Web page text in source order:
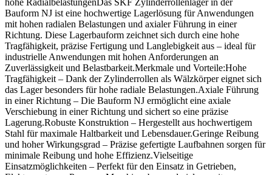
hohe RadialbelastungenDas SKF Zylinderrollenlager in der
Bauform NJ ist eine hochwertige Lagerlösung für Anwendungen
mit hohen radialen Belastungen und axialer Führung in einer
Richtung. Diese Lagerbauform zeichnet sich durch eine hohe
Tragfähigkeit, präzise Fertigung und Langlebigkeit aus – ideal für
industrielle Anwendungen mit hohen Anforderungen an
Zuverlässigkeit und Belastbarkeit.Merkmale und Vorteile:Hohe
Tragfähigkeit – Dank der Zylinderrollen als Wälzkörper eignet sich
das Lager besonders für hohe radiale Belastungen.Axiale Führung
in einer Richtung – Die Bauform NJ ermöglicht eine axiale
Verschiebung in einer Richtung und sichert so eine präzise
Lagerung.Robuste Konstruktion – Hergestellt aus hochwertigem
Stahl für maximale Haltbarkeit und Lebensdauer.Geringe Reibung
und hoher Wirkungsgrad – Präzise gefertigte Laufbahnen sorgen für
minimale Reibung und hohe Effizienz.Vielseitige
Einsatzmöglichkeiten – Perfekt für den Einsatz in Getrieben,